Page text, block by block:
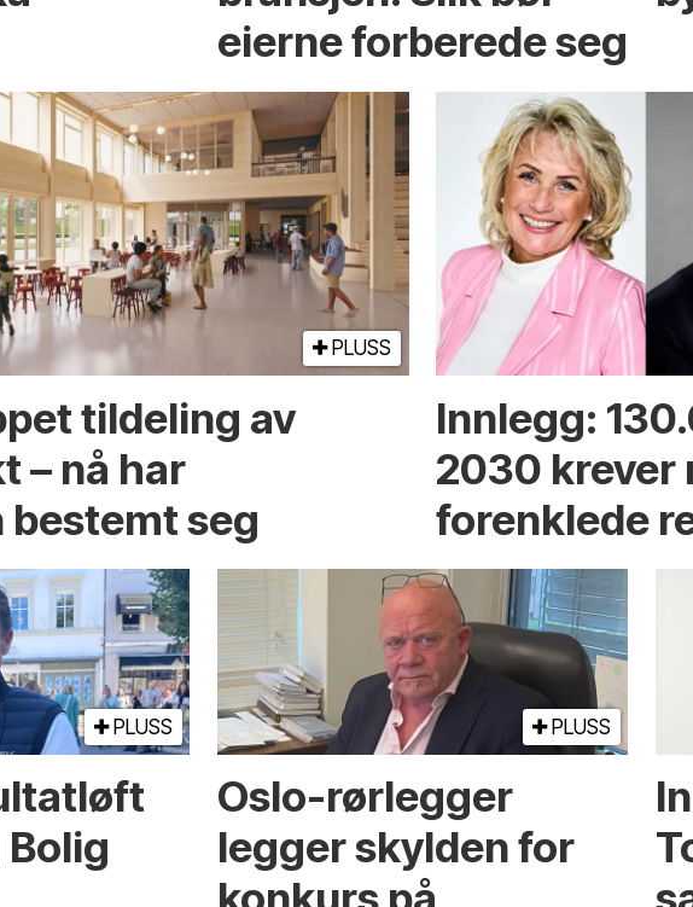
eierne forberede seg
PLUSS
tildeling av
– nå har
seg
Innlegg:
2030 krever
forenklede
PLUSS PLUSS
Oslo-rørlegger
legger skylden for